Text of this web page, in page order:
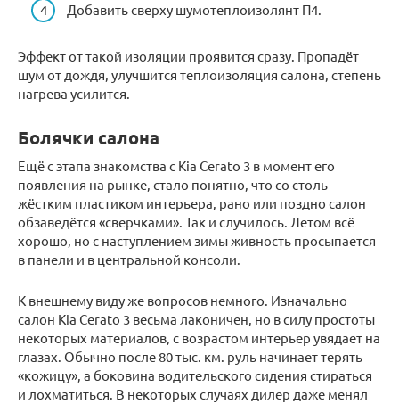
Добавить сверху шумотеплоизолянт П4.
Эффект от такой изоляции проявится сразу. Пропадёт
шум от дождя, улучшится теплоизоляция салона, степень
нагрева усилится.
Болячки салона
Ещё с этапа знакомства с Kia Cerato 3 в момент его
появления на рынке, стало понятно, что со столь
жёстким пластиком интерьера, рано или поздно салон
обзаведётся «сверчками». Так и случилось. Летом всё
хорошо, но с наступлением зимы живность просыпается
в панели и в центральной консоли.
К внешнему виду же вопросов немного. Изначально
салон Kia Cerato 3 весьма лаконичен, но в силу простоты
некоторых материалов, с возрастом интерьер увядает на
глазах. Обычно после 80 тыс. км. руль начинает терять
«кожицу», а боковина водительского сидения стираться
и лохматиться. В некоторых случаях дилер даже менял